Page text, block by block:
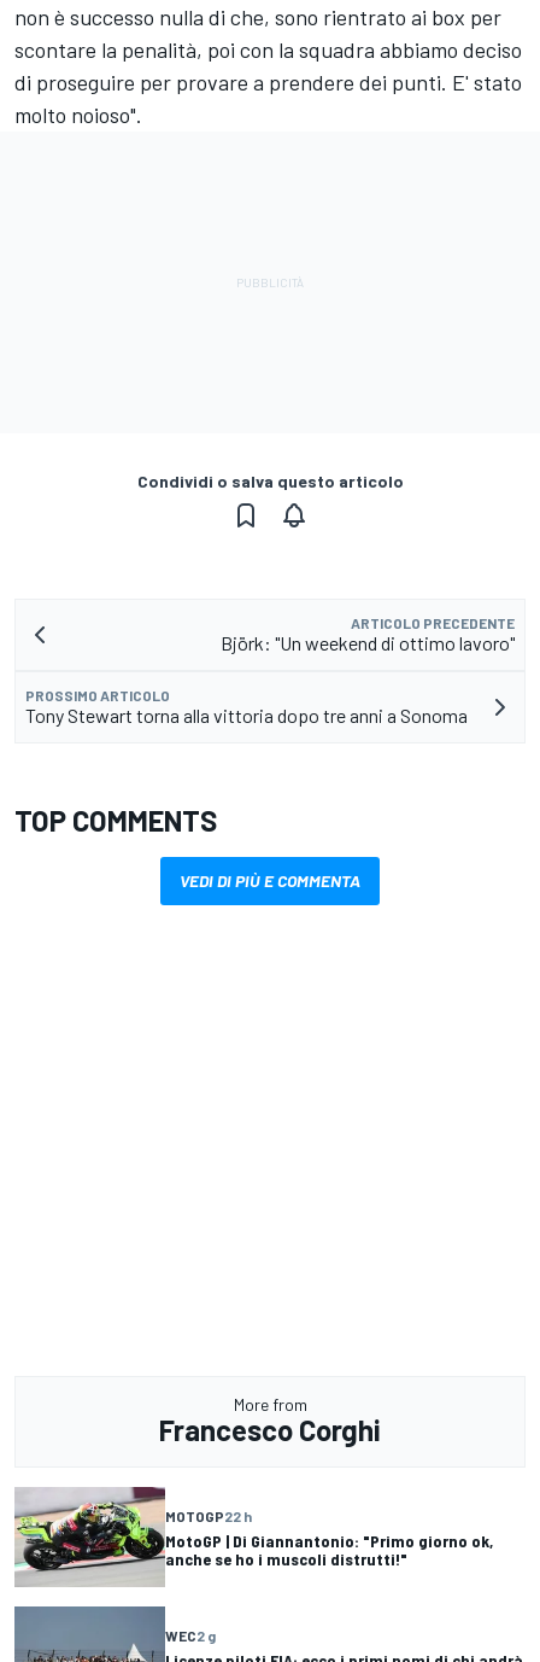
non è successo nulla di che, sono rientrato ai box per
scontare la penalità, poi con la squadra abbiamo deciso
di proseguire per provare a prendere dei punti. E' stato
molto noioso".
Condividi o salva questo articolo
ARTICOLO PRECEDENTE
Björk: "Un weekend di ottimo lavoro"
PROSSIMO ARTICOLO
Tony Stewart torna alla vittoria dopo tre anni a Sonoma
TOP COMMENTS
VEDI DI PIÙ E COMMENTA
More from
Francesco Corghi
MOTOGP22 h
MotoGP | Di Giannantonio: "Primo giorno ok,
anche se ho i muscoli distrutti!"
WEC2 g